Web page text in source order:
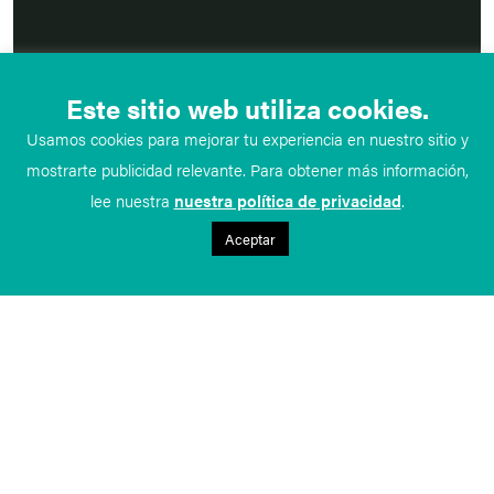
Este sitio web utiliza cookies.
Usamos cookies para mejorar tu experiencia en nuestro sitio y
mostrarte publicidad relevante. Para obtener más información,
lee nuestra nuestra política de privacidad.
Aceptar